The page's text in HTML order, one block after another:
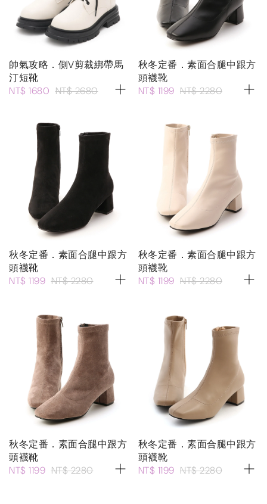
帥氣攻略．側V剪裁綁帶馬
汀短靴
NT$ 1680 NT$ 2680
秋冬定番．素面合腿中跟方
頭襪靴
NT$ 1199 NT$ 2280
秋冬定番．素面合腿中跟方
頭襪靴
NT$ 1199 NT$ 2280
秋冬定番．素面合腿中跟方
頭襪靴
NT$ 1199 NT$ 2280
秋冬定番．素面合腿中跟方
頭襪靴
NT$ 1199 NT$ 2280
秋冬定番．素面合腿中跟方
頭襪靴
NT$ 1199 NT$ 2280